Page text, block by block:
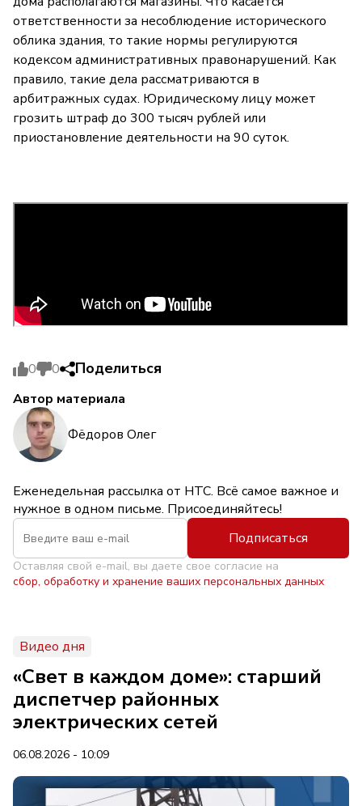
ответственности за несоблюдение исторического
облика здания, то такие нормы регулируются
кодексом административных правонарушений. Как
правило, такие дела рассматриваются в
арбитражных судах. Юридическому лицу может
грозить штраф до 300 тысяч рублей или
приостановление деятельности на 90 суток.
0 0 Поделиться
Автор материала
Фёдоров Олег
Еженедельная рассылка от НТС. Всё самое важное и
нужное в одном письме. Присоединяйтесь!
Подписаться
Оставляя свой e-mail, вы даете свое согласие на
сбор, обработку и хранение ваших персональных данных
Видео дня
«Свет в каждом доме»: старший
диспетчер районных
электрических сетей
06.08.2026 - 10:09